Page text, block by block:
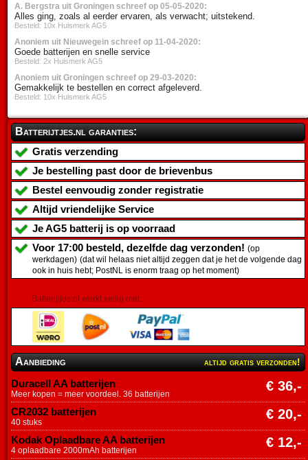
A. Bergstra uit Groningen schreef op 05-05-2020:
Alles ging, zoals al eerder ervaren, als verwacht; uitstekend.
Besteld: 10x Huismerk AG5
Anoniem uit Nieuwegein schreef op 11-04-2020:
Goede batterijen en snelle service
Besteld: 2x Huismerk AG5
Anoniem uit Groningen schreef op 29-03-2020:
Gemakkelijk te bestellen en correct afgeleverd.
Besteld: 10x Huismerk AG5
Batterijtjes.nl garanties:
Gratis verzending
Je bestelling past door de brievenbus
Bestel eenvoudig zonder registratie
Altijd vriendelijke Service
JeAG5 batterij is op voorraad
Voor 17:00 besteld, dezelfde dag verzonden! (op
werkdagen) (dat wil helaas niet altijd zeggen dat je het de volgende dag
ook in huis hebt; PostNL is enorm traag op het moment)
Batterijtjes.nl werkt veilig met:
Aanbieding altijd gratis verzonden!
Duracell AA batterijen € 36,-
Meer kopen = meer voordeel. 36 batterijen
CR2032 batterijen € 20,-
40 stuks
Kodak Oplaadbare AA batterijen € 12,-
4 oplaadbare 2000mAh batterijen